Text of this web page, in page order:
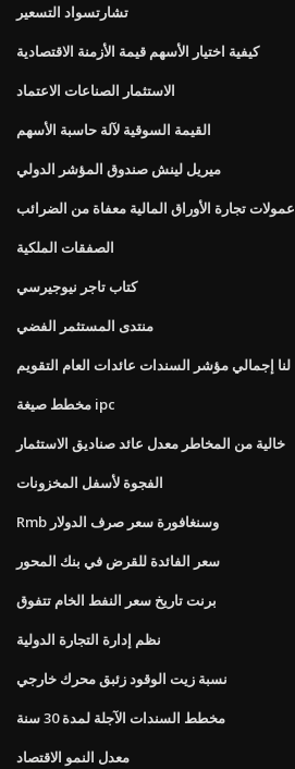
تشارتسواد التسعير
كيفية اختيار الأسهم قيمة الأزمنة الاقتصادية
الاستثمار الصناعات الاعتماد
القيمة السوقية لآلة حاسبة الأسهم
ميريل لينش صندوق المؤشر الدولي
عمولات تجارة الأوراق المالية معفاة من الضرائب
الصفقات الملكية
كتاب تاجر نيوجيرسي
منتدى المستثمر الفضي
لنا إجمالي مؤشر السندات عائدات العام التقويم
مخطط صيغة ipc
خالية من المخاطر معدل عائد صناديق الاستثمار
الفجوة لأسفل المخزونات
Rmb وسنغافورة سعر صرف الدولار
سعر الفائدة للقرض في بنك المحور
برنت تاريخ سعر النفط الخام تتفوق
نظم إدارة التجارة الدولية
نسبة زيت الوقود زئبق محرك خارجي
مخطط السندات الآجلة لمدة 30 سنة
معدل النمو الاقتصاد